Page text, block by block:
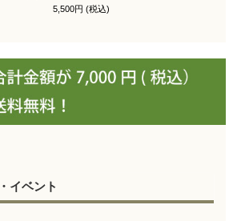
5,500円 (税込)